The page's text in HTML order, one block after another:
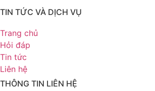
TIN TỨC VÀ DỊCH VỤ
Trang chủ
Hỏi đáp
Tin tức
Liên hệ
THÔNG TIN LIÊN HỆ